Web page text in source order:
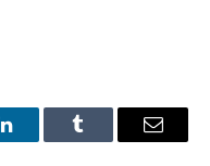
LinkedInTumblr
E-